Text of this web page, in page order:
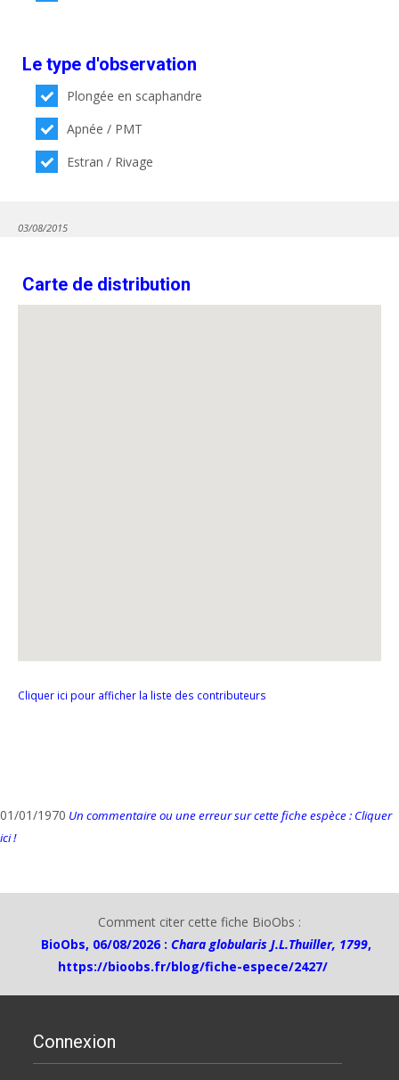
Le type d'observation
Plongée en scaphandre
Apnée / PMT
Estran / Rivage
03/08/2015
Carte de distribution
Cliquer ici pour afficher la liste des contributeurs
01/01/1970 Un commentaire ou une erreur sur cette fiche espèce : Cliquer
ici !
Comment citer cette fiche BioObs :
BioObs, 06/08/2026 : Chara globularis J.L.Thuiller, 1799,
https://bioobs.fr/blog/fiche-espece/2427/
Connexion